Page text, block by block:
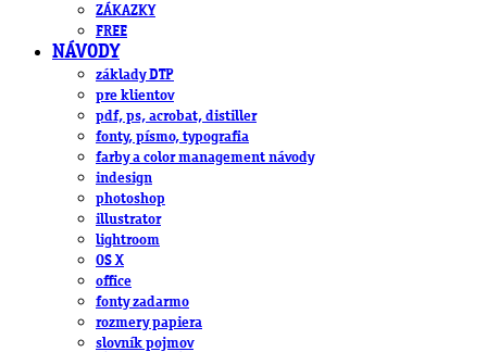
ZÁKAZKY
FREE
NÁVODY
základy DTP
pre klientov
pdf, ps, acrobat, distiller
fonty, písmo, typografia
farby a color management návody
indesign
photoshop
illustrator
lightroom
OS X
office
fonty zadarmo
rozmery papiera
slovník pojmov